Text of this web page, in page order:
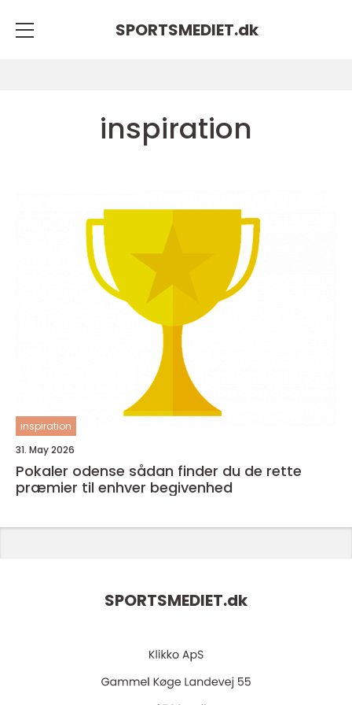
SPORTSMEDIET.dk
inspiration
inspiration
31. May 2026
Pokaler odense sådan finder du de rette
præmier til enhver begivenhed
SPORTSMEDIET.dk